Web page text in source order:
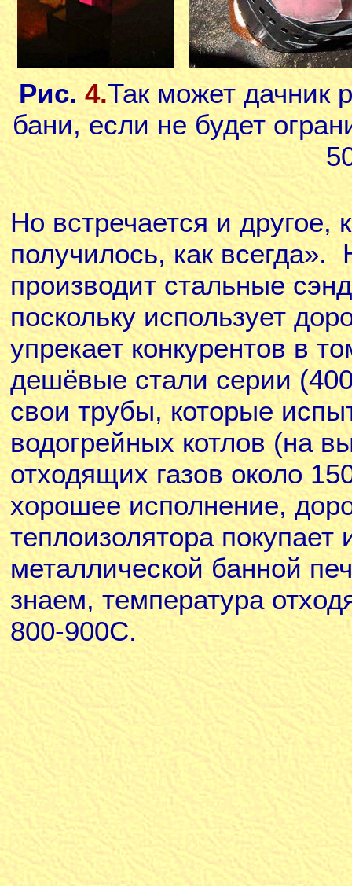
Рис. 4.Так может дачник
бани, если не будет
Но встречается и другое,
получилось, как
производит стальные
поскольку использует
упрекает конкурентов в
дешёвые стали серии
свои трубы, которые
водогрейных котлов (на
отходящих газов около
хорошее исполнение,
теплоизолятора
металлической банной
знаем, температура
800-900С.